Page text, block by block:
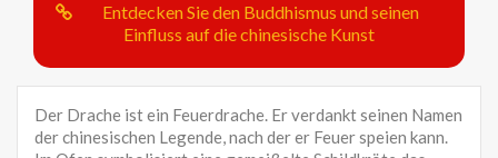
Entdecken Sie den Buddhismus und seinen
Einfluss auf die chinesische Kunst
Der Drache ist ein Feuerdrache. Er verdankt seinen Namen
der chinesischen Legende, nach der er Feuer speien kann.